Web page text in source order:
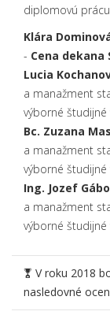
diplomovú prácu
Klára
- Cena dekana
Lucia
a manažment
výborné študijné
Bc. Zuzana
a manažment
výborné študijné
Ing. Jozef
a manažment
výborné študijné
V roku 2018
nasledovné